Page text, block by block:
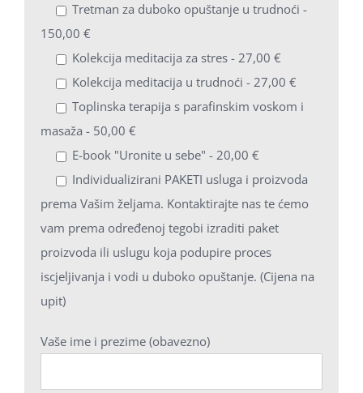
Tretman za duboko opuštanje u trudnoći -
150,00 €
Kolekcija meditacija za stres - 27,00 €
Kolekcija meditacija u trudnoći - 27,00 €
Toplinska terapija s parafinskim voskom i
masaža - 50,00 €
E-book "Uronite u sebe" - 20,00 €
Individualizirani PAKETI usluga i proizvoda
prema Vašim željama. Kontaktirajte nas te ćemo
vam prema određenoj tegobi izraditi paket
proizvoda ili uslugu koja podupire proces
iscjeljivanja i vodi u duboko opuštanje. (Cijena na
upit)
Vaše ime i prezime (obavezno)